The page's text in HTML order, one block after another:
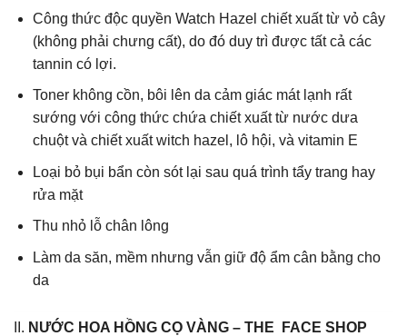
Công thức độc quyền Watch Hazel chiết xuất từ vỏ cây
(không phải chưng cất), do đó duy trì được tất cả các
tannin có lợi.
Toner không cồn, bôi lên da cảm giác mát lạnh rất
sướng với công thức chứa chiết xuất từ nước dưa
chuột và chiết xuất witch hazel, lô hội, và vitamin E
Loại bỏ bụi bẩn còn sót lại sau quá trình tẩy trang hay
rửa mặt
Thu nhỏ lỗ chân lông
Làm da săn, mềm nhưng vẫn giữ độ ẩm cân bằng cho
da
II. NƯỚC HOA HỒNG CỌ VÀNG – THE FACE SHOP